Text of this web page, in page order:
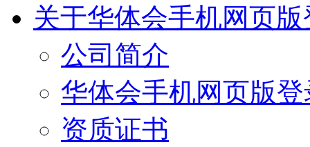
关于华体会手机网页
公司简介
华体会手机网页版
资质证书